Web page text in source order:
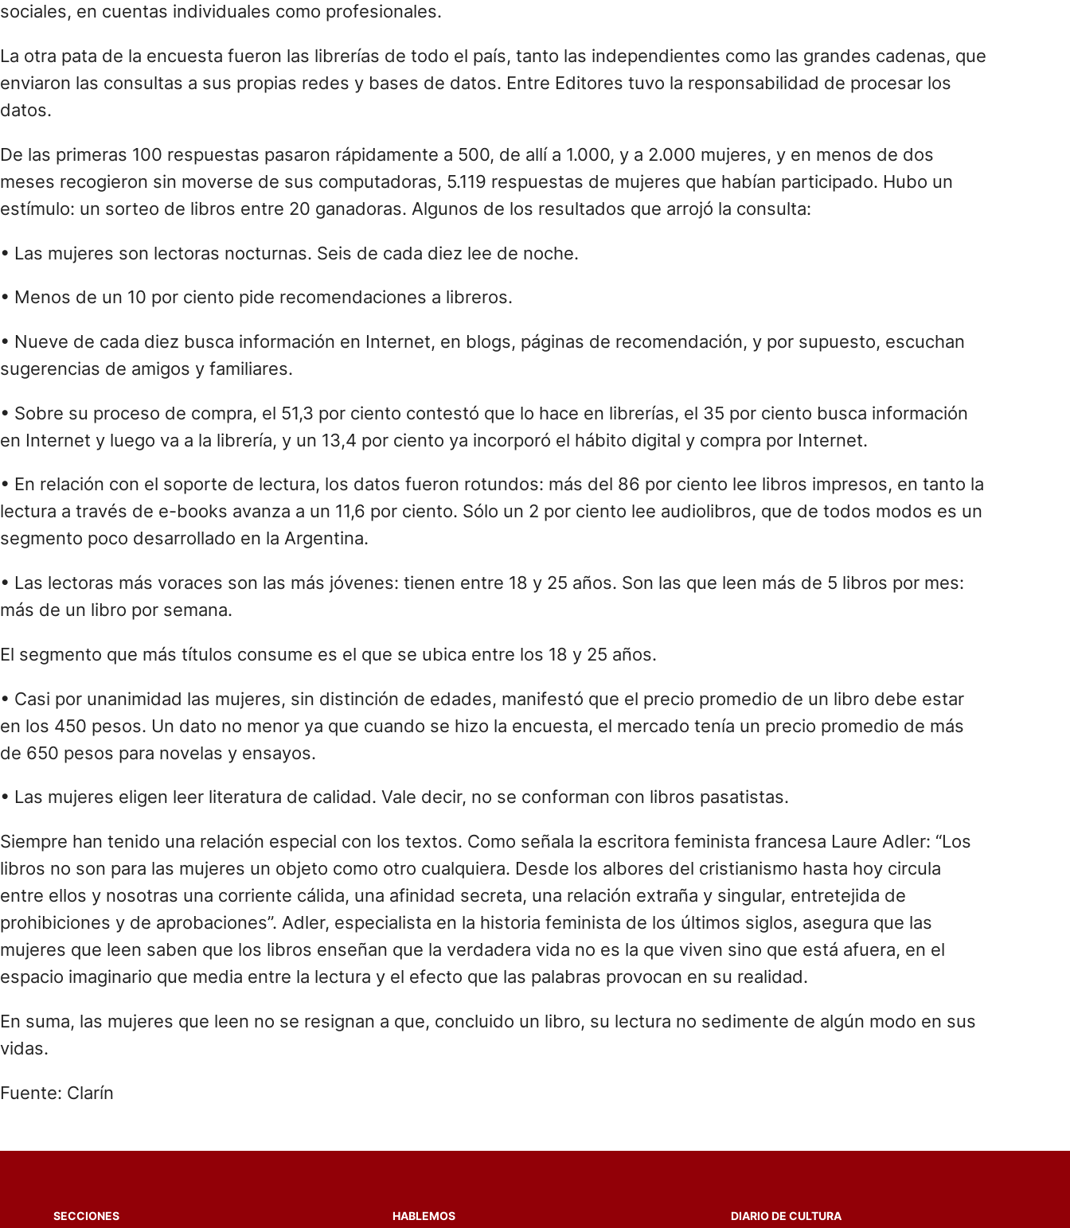
sociales, en cuentas individuales como profesionales.
La otra pata de la encuesta fueron las librerías de todo el país, tanto las independientes como las grandes cadenas, que
enviaron las consultas a sus propias redes y bases de datos. Entre Editores tuvo la responsabilidad de procesar los
datos.
De las primeras 100 respuestas pasaron rápidamente a 500, de allí a 1.000, y a 2.000 mujeres, y en menos de dos
meses recogieron sin moverse de sus computadoras, 5.119 respuestas de mujeres que habían participado. Hubo un
estímulo: un sorteo de libros entre 20 ganadoras. Algunos de los resultados que arrojó la consulta:
• Las mujeres son lectoras nocturnas. Seis de cada diez lee de noche.
• Menos de un 10 por ciento pide recomendaciones a libreros.
• Nueve de cada diez busca información en Internet, en blogs, páginas de recomendación, y por supuesto, escuchan
sugerencias de amigos y familiares.
• Sobre su proceso de compra, el 51,3 por ciento contestó que lo hace en librerías, el 35 por ciento busca información
en Internet y luego va a la librería, y un 13,4 por ciento ya incorporó el hábito digital y compra por Internet.
• En relación con el soporte de lectura, los datos fueron rotundos: más del 86 por ciento lee libros impresos, en tanto la
lectura a través de e-books avanza a un 11,6 por ciento. Sólo un 2 por ciento lee audiolibros, que de todos modos es un
segmento poco desarrollado en la Argentina.
• Las lectoras más voraces son las más jóvenes: tienen entre 18 y 25 años. Son las que leen más de 5 libros por mes:
más de un libro por semana.
El segmento que más títulos consume es el que se ubica entre los 18 y 25 años.
• Casi por unanimidad las mujeres, sin distinción de edades, manifestó que el precio promedio de un libro debe estar
en los 450 pesos. Un dato no menor ya que cuando se hizo la encuesta, el mercado tenía un precio promedio de más
de 650 pesos para novelas y ensayos.
• Las mujeres eligen leer literatura de calidad. Vale decir, no se conforman con libros pasatistas.
Siempre han tenido una relación especial con los textos. Como señala la escritora feminista francesa Laure Adler: “Los
libros no son para las mujeres un objeto como otro cualquiera. Desde los albores del cristianismo hasta hoy circula
entre ellos y nosotras una corriente cálida, una afinidad secreta, una relación extraña y singular, entretejida de
prohibiciones y de aprobaciones”. Adler, especialista en la historia feminista de los últimos siglos, asegura que las
mujeres que leen saben que los libros enseñan que la verdadera vida no es la que viven sino que está afuera, en el
espacio imaginario que media entre la lectura y el efecto que las palabras provocan en su realidad.
En suma, las mujeres que leen no se resignan a que, concluido un libro, su lectura no sedimente de algún modo en sus
vidas.
Fuente: Clarín
SECCIONES HABLEMOS DIARIO DE CULTURA